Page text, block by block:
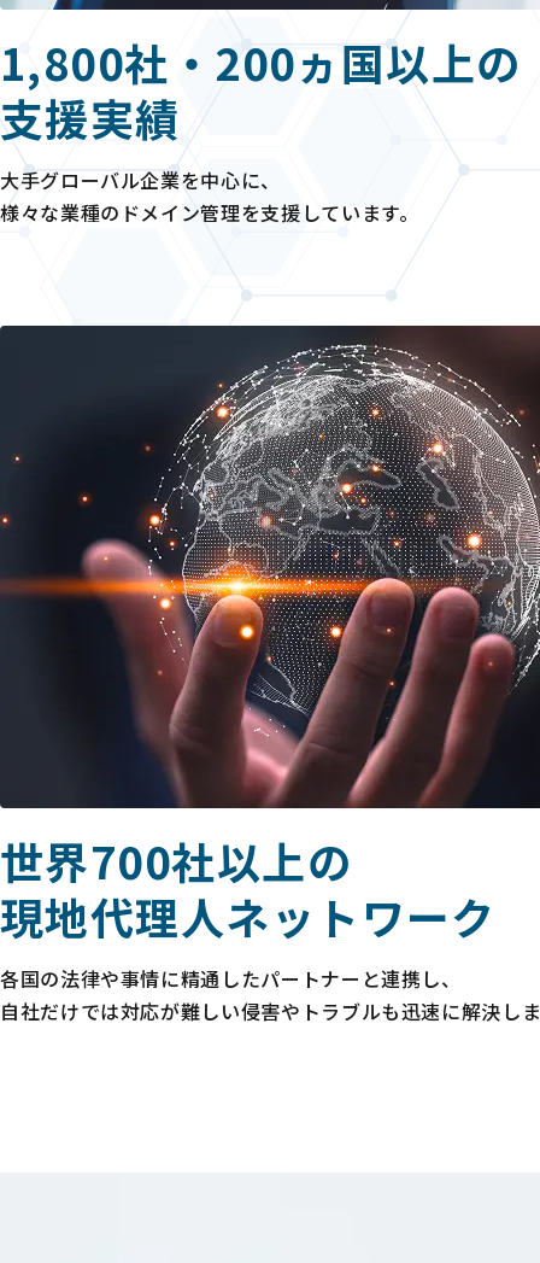
1,800社・200ヵ国以上の
支援実績
大手グローバル企業を中心に、
様々な業種のドメイン管理を支援しています。
世界700社以上の
現地代理人ネットワーク
各国の法律や事情に精通したパートナーと連携し、
自社だけでは対応が難しい侵害やトラブルも迅速に解決し